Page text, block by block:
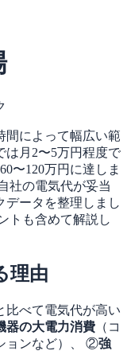
間によって幅広い範
は月2〜5万円程度で
〜120万円に達しま
社の電気代が妥当
データを整理しまし
トも含めて解説し
理由
比べて電気代が高い
器の大電力消費 （コ
ョンなど）、 ②強